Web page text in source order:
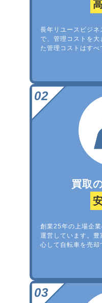
長年リユースビジネ
で、管理コストを大
た管理コストはすべ
買取
創業25年の上場企
運営しています。
心して自転車を売却